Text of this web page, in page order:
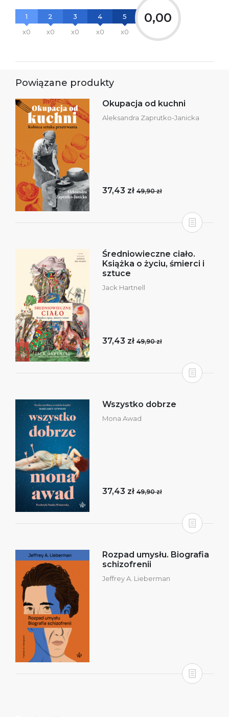
1
x0
2
x0
3
x0
4
x0
5
x0
0,00
Powiązane produkty
Okupacja od kuchni
Aleksandra Zaprutko-Janicka
37,43 zł 49,90 zł
Średniowieczne ciało.
Książka o życiu, śmierci i
sztuce
Jack Hartnell
37,43 zł 49,90 zł
Wszystko dobrze
Mona Awad
37,43 zł 49,90 zł
Rozpad umysłu. Biografia
schizofrenii
Jeffrey A. Lieberman